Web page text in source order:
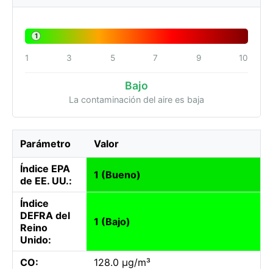
1
1 3 5 7 9 10
Bajo
La contaminación del aire es baja
Parámetro Valor
Índice EPA
de EE. UU.:
1 (Bueno)
Índice
DEFRA del
Reino
Unido:
1 (Bajo)
CO:
128.0 µg/m³